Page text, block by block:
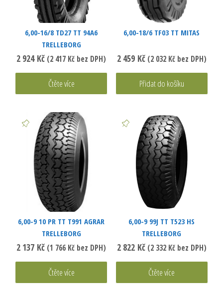
6,00-16/8 TD27 TT 94A6
TRELLEBORG
2 924 Kč (2 417 Kč bez DPH)
Čtěte více
6,00-18/6 TF03 TT MITAS
2 459 Kč (2 032 Kčbez DPH)
Přidat do košíku
6,00-9 10 PR TT T991 AGRAR
TRELLEBORG
2 137 Kč (1 766 Kč bez DPH)
Čtěte více
6,00-9 99J TT T523 HS
TRELLEBORG
2 822 Kč (2 332 Kčbez DPH)
Čtěte více